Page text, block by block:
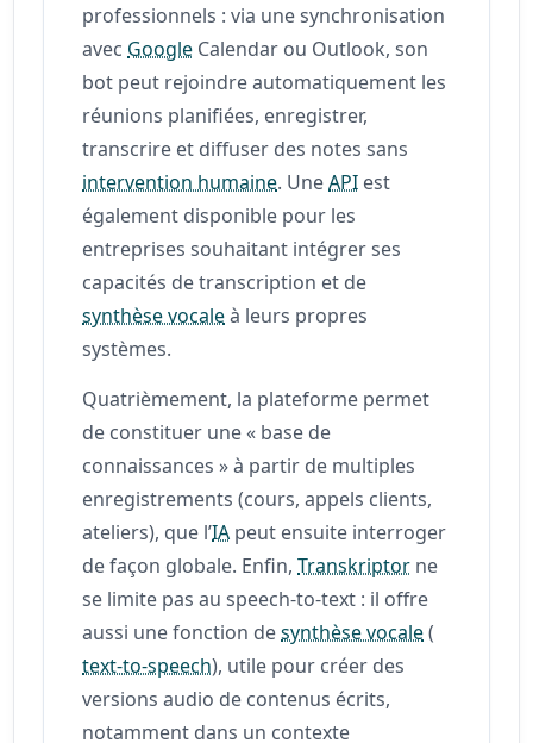
professionnels : via une synchronisation
avec Google Calendar ou Outlook, son
bot peut rejoindre automatiquement les
réunions planifiées, enregistrer,
transcrire et diffuser des notes sans
intervention humaine. UneAPI est
également disponible pour les
entreprises souhaitant intégrer ses
capacités de transcription et de
synthèse vocaleà leurs propres
systèmes.
Quatrièmement, la plateforme permet
de constituer une « base de
connaissances » à partir de multiples
enregistrements (cours, appels clients,
ateliers), que l’IA peut ensuite interroger
de façon globale. Enfin,Transkriptor ne
se limite pas au speech-to-text : il offre
aussi une fonction desynthèse vocale(
text-to-speech), utile pour créer des
versions audio de contenus écrits,
notamment dans un contexte